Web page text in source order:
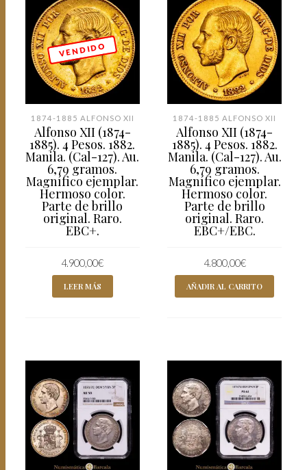
V E N D I D O
1874-1885 ALFONSO XII
Alfonso XII (1874-
1885). 4 Pesos. 1882.
Manila. (Cal-127). Au.
6,79 gramos.
Magnífico ejemplar.
Hermoso color.
Parte de brillo
original. Raro.
EBC+.
4.900,00€
LEER MÁS
1874-1885 ALFONSO XII
Alfonso XII (1874-
1885). 4 Pesos. 1882.
Manila. (Cal-127). Au.
6,79 gramos.
Magnífico ejemplar.
Hermoso color.
Parte de brillo
original. Raro.
EBC+/EBC.
4.800,00€
AÑADIR AL CARRITO